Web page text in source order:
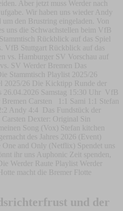
Aber jetzt muss Werder nach
Wir haben uns wieder Andy
den Brustring eingeladen. Von
uns die Schwachstellen beim VfB
Rückblick auf das Spiel
VfB Stuttgart Rückblick auf das
vs. Hamburger SV Vorschau auf
SV Werder Bremen Das
Stammtisch Playlist 2025/26
2025/26 Die Kicktipp Runde der
26.04.2026 Samstag 15:30 Uhr VfB
Carsten 1:1 Sami 1:1 Stefan
4:4 Das Fundstück der
Dexter: Original Sin
Song (Vox) Stefan kitchen
des Jahres 2026 (Event)
and Only (Netflix) Spendet uns
ihr uns Auphonic Zeit spenden,
Werder Raute Playlist Werder
macht die Bremer Flotte
und der